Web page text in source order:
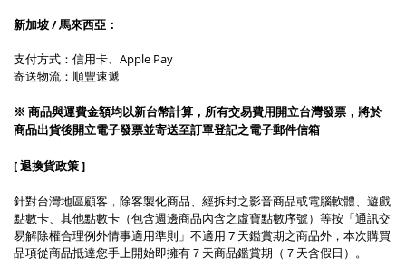
新加坡 / 馬來西亞：
支付方式：信用卡、Apple Pay
寄送物流： 順豐速遞
※ 商品與運費金額均以新台幣計算，所有交易費用開立台灣發票，將於
商品出貨後開立電子發票並寄送至訂單登記之電子郵件信箱
[ 退換貨政策 ]
針對台灣地區顧客，除客製化商品、經拆封之影音商品或電腦軟體、遊戲
點數卡、其他點數卡（包含週邊商品內含之虛寶點數序號）等按「通訊交
易解除權合理例外情事適用準則」不適用 7 天鑑賞期之商品外，本次購買
品項從商品抵達您手上開始即擁有７天商品鑑賞期（７天含假日）。